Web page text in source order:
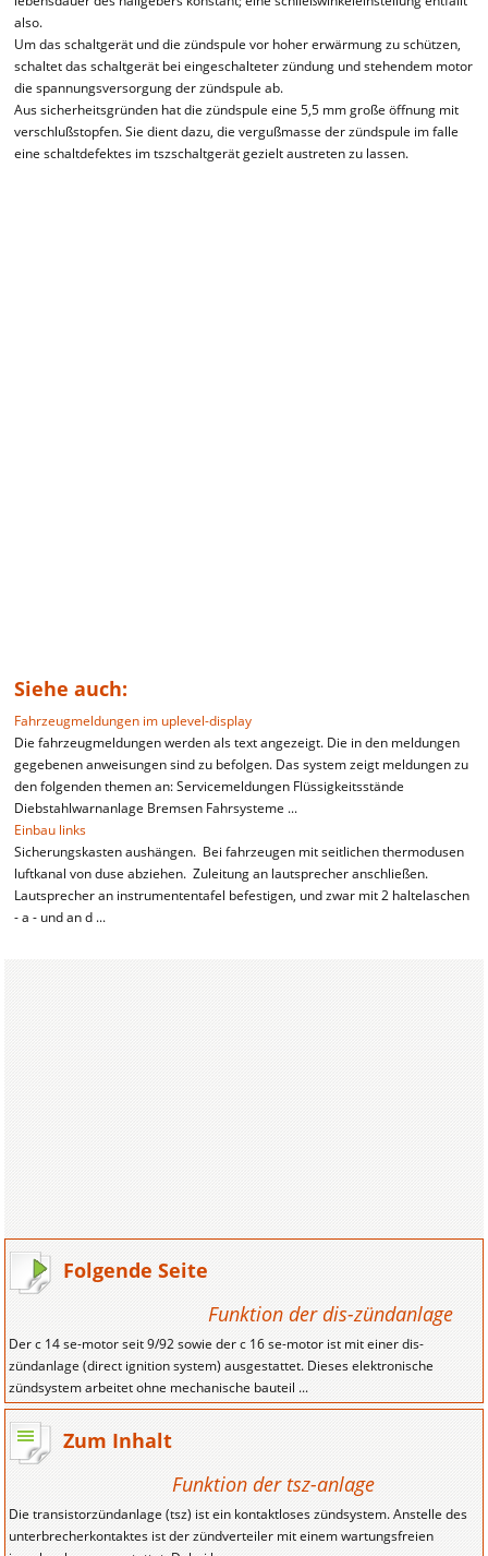
also.
Um das schaltgerät und die zündspule vor hoher erwärmung zu schützen,
schaltet das schaltgerät bei eingeschalteter zündung und stehendem motor
die spannungsversorgung der zündspule ab.
Aus sicherheitsgründen hat die zündspule eine 5,5 mm große öffnung mit
verschlußstopfen. Sie dient dazu, die vergußmasse der zündspule im falle
eine schaltdefektes im tszschaltgerät gezielt austreten zu lassen.
Siehe auch:
Fahrzeugmeldungen im uplevel-display
Die fahrzeugmeldungen werden als text angezeigt. Die in den meldungen
gegebenen anweisungen sind zu befolgen. Das system zeigt meldungen zu
den folgenden themen an: Servicemeldungen Flüssigkeitsstände
Diebstahlwarnanlage Bremsen Fahrsysteme ...
Einbau links
Sicherungskasten aushängen. Bei fahrzeugen mit seitlichen thermodusen
luftkanal von duse abziehen. Zuleitung an lautsprecher anschließen.
Lautsprecher an instrumententafel befestigen, und zwar mit 2 haltelaschen
- a - und an d ...
Folgende Seite
Funktion der dis-zündanlage
Der c 14 se-motor seit 9/92 sowie der c 16 se-motor ist mit einer dis-
zündanlage (direct ignition system) ausgestattet. Dieses elektronische
zündsystem arbeitet ohne mechanische bauteil ...
Zum Inhalt
Funktion der tsz-anlage
Die transistorzündanlage (tsz) ist ein kontaktloses zündsystem. Anstelle des
unterbrecherkontaktes ist der zündverteiler mit einem wartungsfreien